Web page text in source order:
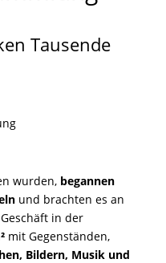
Tausende
wurden, begannen
und brachten es an
in der
mit Gegenständen,
Bildern, Musik und